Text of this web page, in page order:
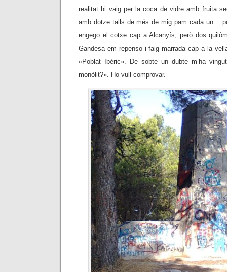
realitat hi vaig per la coca de vidre amb fruita
amb dotze talls de més de mig pam cada un…
engego el cotxe cap a Alcanyís, però dos
Gandesa em repenso i faig marrada cap a la
«Poblat Ibèric». De sobte un dubte m’ha
monòlit?». Ho vull comprovar.